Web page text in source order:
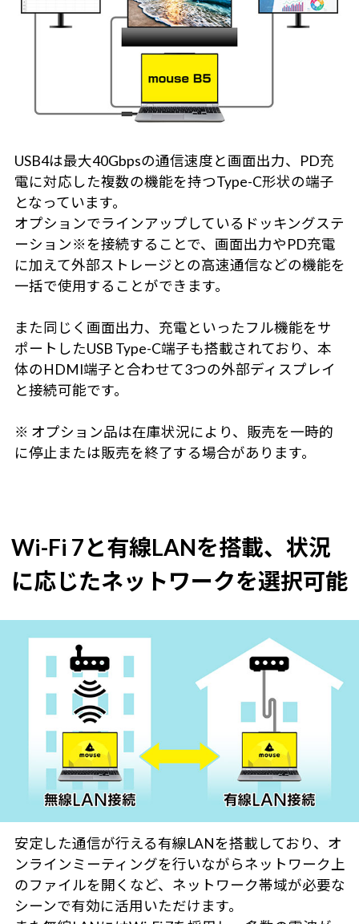
USB4は最大40Gbpsの通信速度と画面出力、PD充
電に対応した複数の機能を持つType-C形状の端子
となっています。
オプションでラインアップしているドッキングステ
ーション※を接続することで、画面出力やPD充電
に加えて外部ストレージとの高速通信などの機能を
一括で使用することができます。
また同じく画面出力、充電といったフル機能をサ
ポートしたUSB Type-C端子も搭載されており、本
体のHDMI端子と合わせて3つの外部ディスプレイ
と接続可能です。
※ オプション品は在庫状況により、販売を一時的
に停止または販売を終了する場合があります。
Wi-Fi 7と有線LANを搭載、状況
に応じたネットワークを選択可能
安定した通信が行える有線LANを搭載しており、オ
ンラインミーティングを行いながらネットワーク上
のファイルを開くなど、ネットワーク帯域が必要な
シーンで有効に活用いただけます。